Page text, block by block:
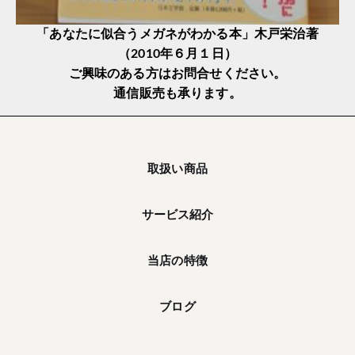
「あなたに似合うメガネがわかる本」木戸栄治著
（2010年６月１日）
ご興味のある方はお問合せください。
通信販売も承ります。
取扱い商品
サービス紹介
当店の特徴
ブログ